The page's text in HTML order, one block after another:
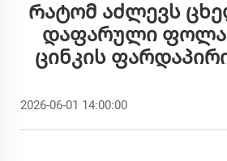
Რატომ Აძლევს
Დაფარული
Ცინკის
2026-06-01 14:00:00